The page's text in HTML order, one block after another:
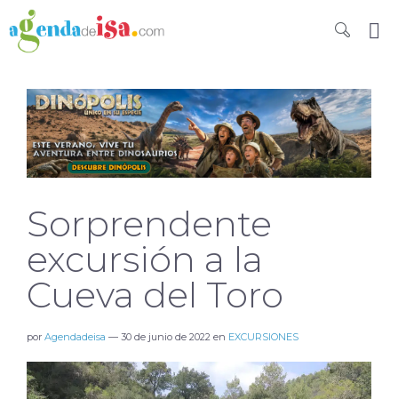
Sorprendente
excursión a la
Cueva del Toro
por Agendadeisa — 30 de junio de 2022 en EXCURSIONES